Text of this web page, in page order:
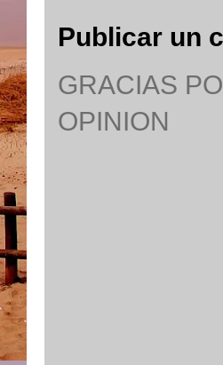
Publicar un
GRACIAS
OPINION